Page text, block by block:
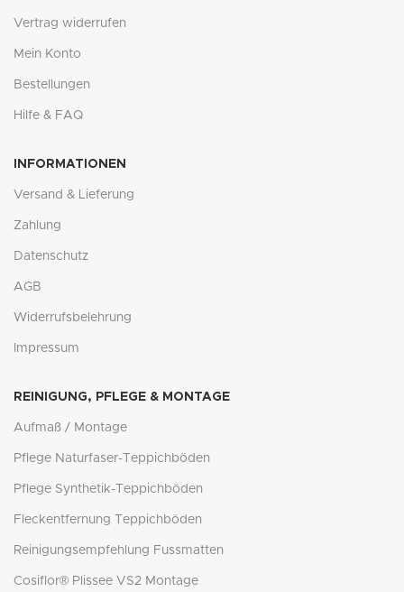
Vertrag widerrufen
Mein Konto
Bestellungen
Hilfe & FAQ
INFORMATIONEN
Versand & Lieferung
Zahlung
Datenschutz
AGB
Widerrufsbelehrung
Impressum
REINIGUNG, PFLEGE & MONTAGE
Aufmaß / Montage
Pflege Naturfaser-Teppichböden
Pflege Synthetik-Teppichböden
Fleckentfernung Teppichböden
Reinigungsempfehlung Fussmatten
Cosiflor® Plissee VS2 Montage